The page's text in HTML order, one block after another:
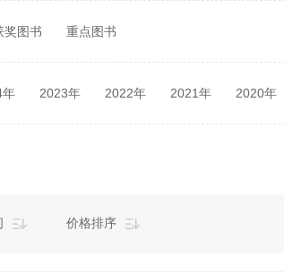
奖图书 重点图书
年 2023年 2022年 2021年 2020年
价格排序